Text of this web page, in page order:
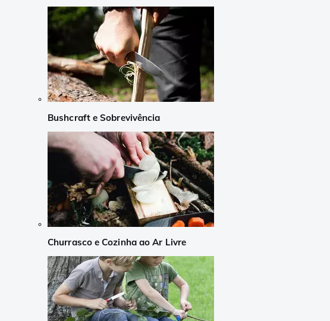
Bushcraft e Sobrevivência
Churrasco e Cozinha ao Ar Livre